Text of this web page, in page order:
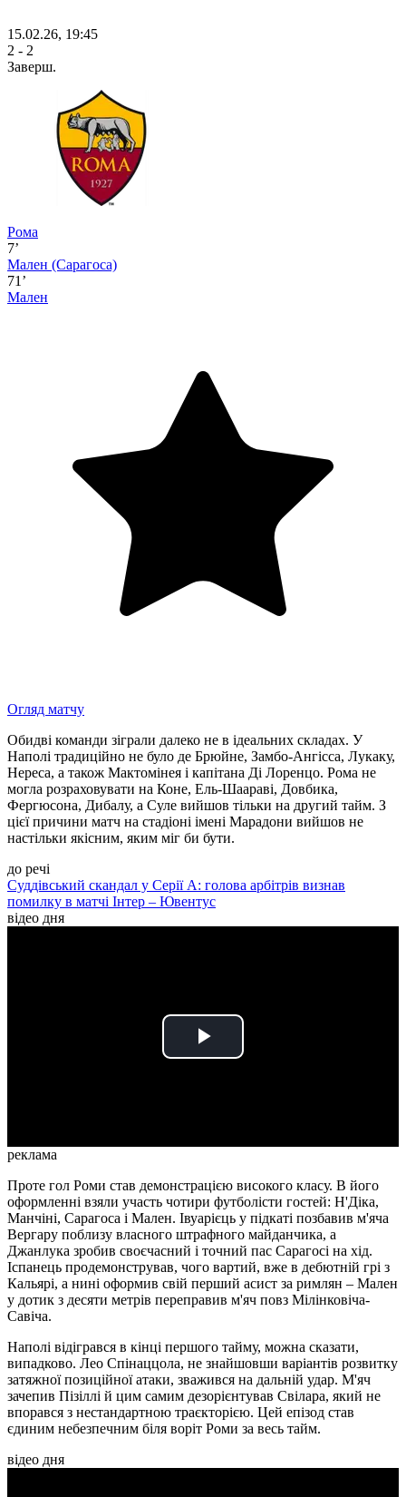
15.02.26, 19:45
2 - 2
Заверш.
Рома
7’
Мален (Сарагоса)
71’
Мален
Огляд матчу
Обидві команди зіграли далеко не в ідеальних складах. У
Наполі традиційно не було де Брюйне, Замбо-Ангісса, Лукаку,
Нереса, а також Мактомінея і капітана Ді Лоренцо. Рома не
могла розраховувати на Коне, Ель-Шаараві, Довбика,
Фергюсона, Дибалу, а Суле вийшов тільки на другий тайм. З
цієї причини матч на стадіоні імені Марадони вийшов не
настільки якісним, яким міг би бути.
до речі
Суддівський скандал у Серії А: голова арбітрів визнав
помилку в матчі Інтер – Ювентус
відео дня
Play
реклама
Проте гол Роми став демонстрацією високого класу. В його
оформленні взяли участь чотири футболісти гостей: Н'Діка,
Манчіні, Сарагоса і Мален. Івуарієць у підкаті позбавив м'яча
Вергару поблизу власного штрафного майданчика, а
Джанлука зробив своєчасний і точний пас Сарагосі на хід.
Іспанець продемонстрував, чого вартий, вже в дебютній грі з
Кальярі, а нині оформив свій перший асист за римлян – Мален
у дотик з десяти метрів переправив м'яч повз Мілінковіча-
Савіча.
Наполі відігрався в кінці першого тайму, можна сказати,
випадково. Лео Спінаццола, не знайшовши варіантів розвитку
затяжної позиційної атаки, зважився на дальній удар. М'яч
зачепив Пізіллі й цим самим дезорієнтував Свілара, який не
впорався з нестандартною траєкторією. Цей епізод став
єдиним небезпечним біля воріт Роми за весь тайм.
відео дня